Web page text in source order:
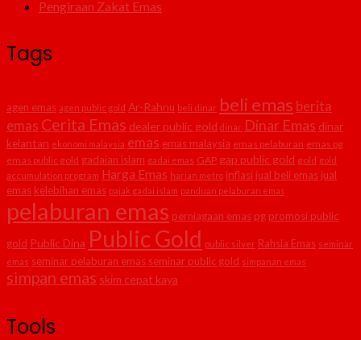
Pengiraan Zakat Emas
Tags
agen emas agen public gold Ar-Rahnu beli dinar beli emas berita
emas Cerita Emas dealer public gold dinar Dinar Emas dinar
kelantan ekonomi malaysia emas emas malaysia emas pelaburan emas pg
emas public gold gadaian islam gadai emas GAP gap public gold gold gold
accumulation program Harga Emas harian metro inflasi jual beli emas jual
emas kelebihan emas pajak gadai islam panduan pelaburan emas
pelaburan emas perniagaan emas pg promosi public
gold Public Dina Public Gold public silver Rahsia Emas seminar
emas seminar pelaburan emas seminar public gold simpanan emas
simpan emas skim cepat kaya
Tools